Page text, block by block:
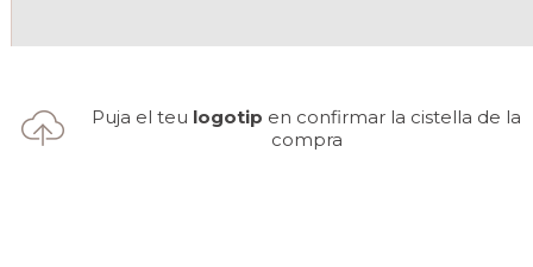
Puja el teu logotip en confirmar la cistella de la
compra